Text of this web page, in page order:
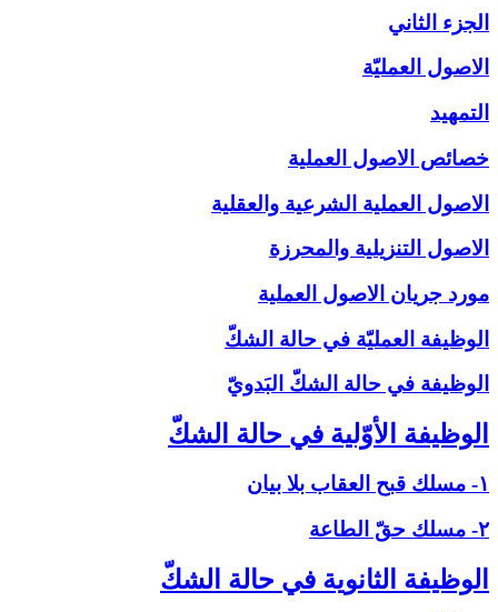
الجزء الثاني
الاصول العمليّة
التمهيد
خصائص الاصول العملية
الاصول العملية الشرعية والعقلية
الاصول التنزيلية والمحرزة
مورد جريان الاصول العملية
الوظيفة العمليّة في حالة الشكّ‏
الوظيفة في حالة الشكّ البَدويّ
الوظيفة الأوّلية في حالة الشكّ‏
۱- مسلك قبح العقاب بلا بيان
۲- مسلك حقّ الطاعة
الوظيفة الثانوية في حالة الشكّ‏